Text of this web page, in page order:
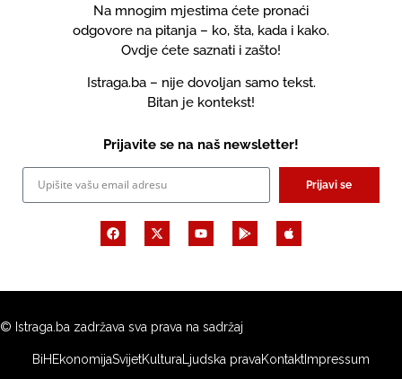
Na mnogim mjestima ćete pronaći
odgovore na pitanja – ko, šta, kada i kako.
Ovdje ćete saznati i zašto!
Istraga.ba – nije dovoljan samo tekst.
Bitan je kontekst!
Prijavite se na naš newsletter!
Prijavi se
© Istraga.ba zadržava sva prava na sadržaj
BiHEkonomijaSvijetKulturaLjudska pravaKontaktImpressum